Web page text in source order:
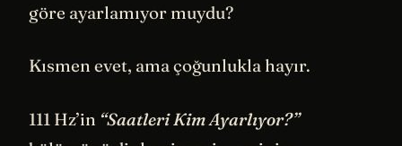
göre ayarlamıyor muydu?
Kısmen evet, ama çoğunlukla hayır.
111 Hz’in “Saatleri Kim Ayarlıyor?”